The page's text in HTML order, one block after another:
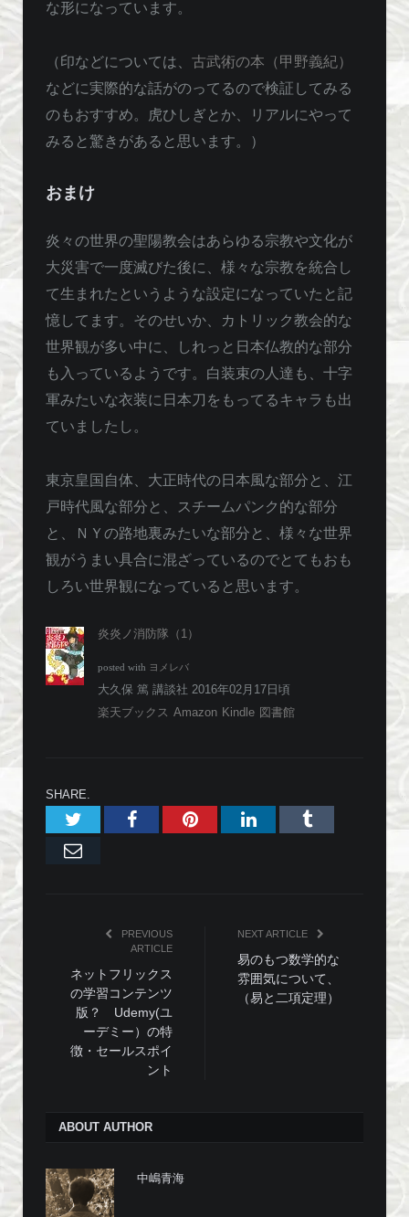
な形になっています。
（印などについては、 古武術の本（甲野義紀）
などに実際的な話がのってるので検証してみる
のもおすすめ。虎ひしぎとか、リアルにやって
みると驚きがあると思います。）
おまけ
炎々の世界の聖陽教会はあらゆる宗教や文化が
大災害で一度滅びた後に、様々な宗教を統合し
て生まれたというような設定になっていたと記
憶してます。そのせいか、カトリック教会的な
世界観が多い中に、しれっと日本仏教的な部分
も入っているようです。白装束の人達も、十字
軍みたいな衣装に日本刀をもってるキャラも出
ていましたし。
東京皇国自体、大正時代の日本風な部分と、江
戸時代風な部分と、スチームパンク的な部分
と、ＮＹの路地裏みたいな部分と、様々な世界
観がうまい具合に混ざっているのでとてもおも
しろい世界観になっていると思います。
炎炎ノ消防隊（1）
posted with ヨメレバ
大久保 篤 講談社 2016年02月17日頃
楽天ブックス Amazon Kindle 図書館
SHARE.
TwitterFacebookPinterestLinkedInTumblr
Email
PREVIOUS
ARTICLE
ネットフリックス
の学習コンテンツ
版？ Udemy(ユ
ーデミー）の特
徴・セールスポイ
ント
NEXT ARTICLE
易のもつ数学的な
雰囲気について、
（易と二項定理）
ABOUT AUTHOR
中嶋青海